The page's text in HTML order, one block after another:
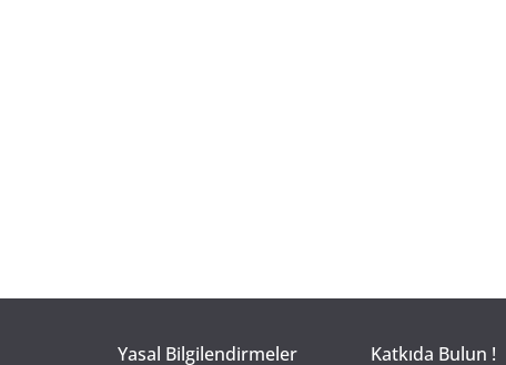
Yasal Bilgilendirmeler Katkıda Bulun !